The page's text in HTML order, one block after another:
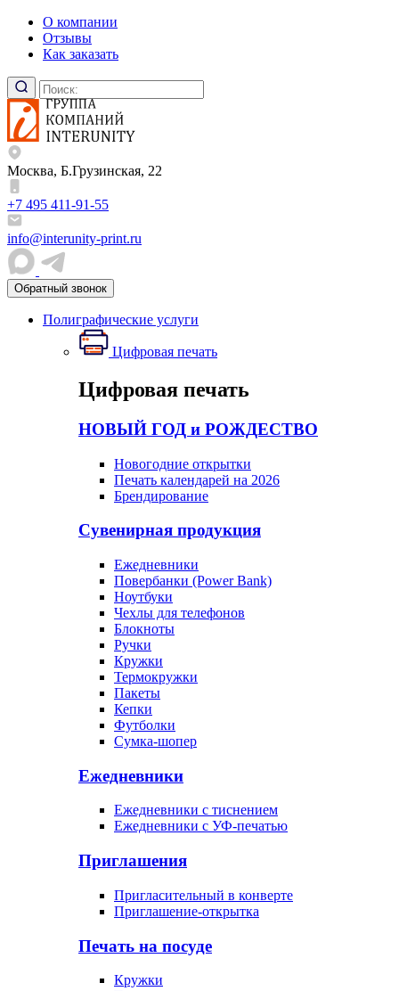
О компании
Отзывы
Как заказать
Москва, Б.Грузинская, 22
+7 495 411-91-55
info@interunity-print.ru
Обратный звонок
Полиграфические услуги
Цифровая печать
Цифровая печать
НОВЫЙ ГОД и РОЖДЕСТВО
Новогодние открытки
Печать календарей на 2026
Брендирование
Сувенирная продукция
Ежедневники
Повербанки (Power Bank)
Ноутбуки
Чехлы для телефонов
Блокноты
Ручки
Кружки
Термокружки
Пакеты
Кепки
Футболки
Сумка-шопер
Ежедневники
Ежедневники с тиснением
Ежедневники с УФ-печатью
Приглашения
Пригласительный в конверте
Приглашение-открытка
Печать на посуде
Кружки